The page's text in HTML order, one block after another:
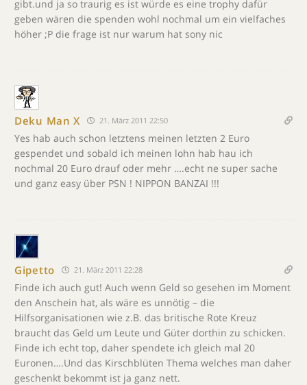
gibt.und ja so traurig es ist würde es eine trophy dafür
geben wären die spenden wohl nochmal um ein vielfaches
höher ;P die frage ist nur warum hat sony nic
Deku Man X 21. März 2011 22:50
Yes hab auch schon letztens meinen letzten 2 Euro
gespendet und sobald ich meinen lohn hab hau ich
nochmal 20 Euro drauf oder mehr ….echt ne super sache
und ganz easy über PSN ! NIPPON BANZAI !!!
Gipetto 21. März 2011 22:28
Finde ich auch gut! Auch wenn Geld so gesehen im Moment
den Anschein hat, als wäre es unnötig – die
Hilfsorganisationen wie z.B. das britische Rote Kreuz
braucht das Geld um Leute und Güter dorthin zu schicken.
Finde ich echt top, daher spendete ich gleich mal 20
Euronen….Und das Kirschblüten Thema welches man daher
geschenkt bekommt ist ja ganz nett.